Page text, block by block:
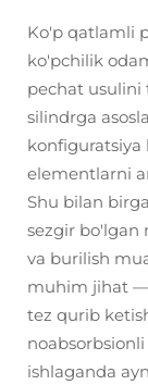
Ko'p qatlamli
ko'pchilik
pechat
silindrga
elementlarni
Shu bilan
sezgir bo'lgan
va burilish
muhim jihat —
tez qurib
ishlaganda